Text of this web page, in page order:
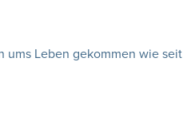
ums Leben gekommen wie seit